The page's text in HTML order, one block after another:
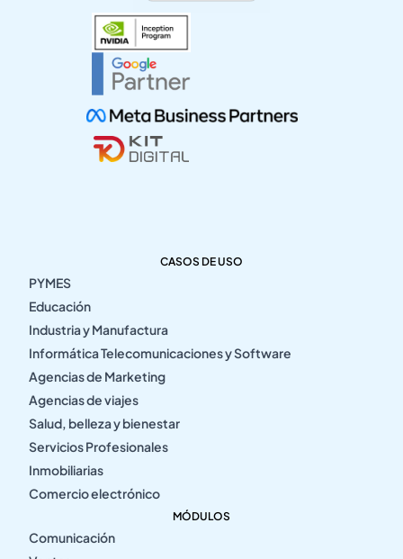
CASOS DE USO
PYMES
Educación
Industria y Manufactura
Informática Telecomunicaciones y Software
Agencias de Marketing
Agencias de viajes
Salud, belleza y bienestar
Servicios Profesionales
Inmobiliarias
Comercio electrónico
MÓDULOS
Comunicación